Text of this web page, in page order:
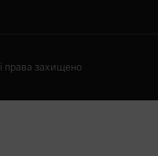
права захищено